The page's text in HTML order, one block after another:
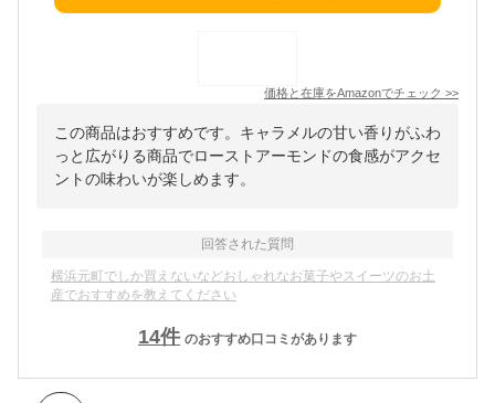
価格と在庫をAmazonでチェック >>
この商品はおすすめです。キャラメルの甘い香りがふわ
っと広がりる商品でローストアーモンドの食感がアクセ
ントの味わいが楽しめます。
回答された質問
横浜元町でしか買えないなどおしゃれなお菓子やスイーツのお土
産でおすすめを教えてください
14件 のおすすめ口コミがあります